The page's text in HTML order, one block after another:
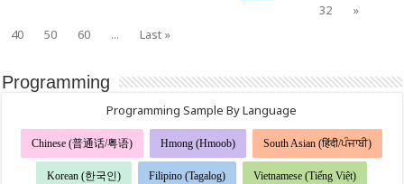
32
»
40
50 60 ... Last »
Programming
Programming Sample By Language
Chinese (普通话/粤语) Hmong (Hmoob) South Asian (हिंदी/ਪੰਜਾਬੀ)
Korean (한국인) Filipino (Tagalog) Vietnamese (Tiếng Việt)